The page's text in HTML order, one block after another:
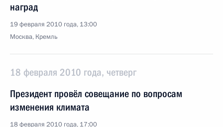
наград
19 февраля 2010 года, 13:00
Москва, Кремль
18 февраля 2010 года, четверг
Президент провёл совещание по вопросам
изменения климата
18 февраля 2010 года, 17:00